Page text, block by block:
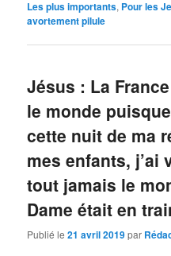
Les plus importants, Pour les
avortement pilule
Jésus : La
le monde
cette nuit de ma
mes enfants, j’ai
tout jamais le
Dame était en
Publié le21 avril 2019par